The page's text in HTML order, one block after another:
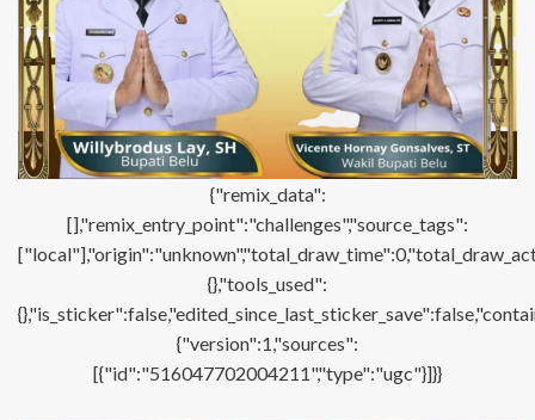
{"remix_data":
[],"remix_entry_point":"challenges","source_tags":
{},"tools_used":
{"version":1,"sources":
[{"id":"516047702004211","type":"ugc"}]}}